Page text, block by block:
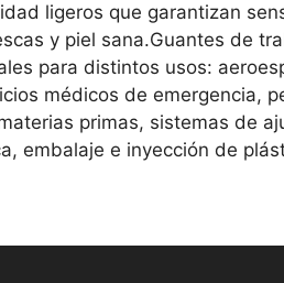
ligeros que garantizan
y piel sana.Guantes de
para distintos usos:
médicos de emergencia,
primas, sistemas de
embalaje e inyección de